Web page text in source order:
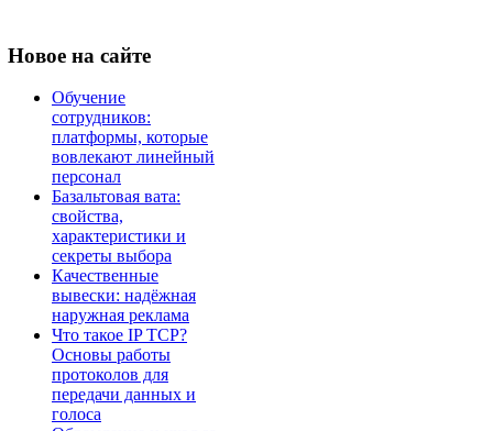
Новое на сайте
Обучение
сотрудников:
платформы, которые
вовлекают линейный
персонал
Базальтовая вата:
свойства,
характеристики и
секреты выбора
Качественные
вывески: надёжная
наружная реклама
Что такое IP TCP?
Основы работы
протоколов для
передачи данных и
голоса